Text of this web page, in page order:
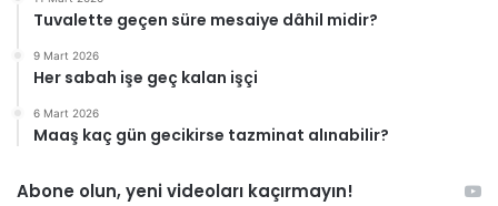
Tuvalette geçen süre mesaiye dâhil midir?
9 Mart 2026
Her sabah işe geç kalan işçi
6 Mart 2026
Maaş kaç gün gecikirse tazminat alınabilir?
Abone olun, yeni videoları kaçırmayın!